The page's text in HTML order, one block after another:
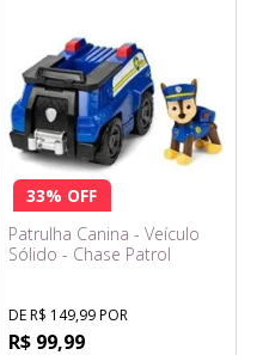
33% OFF
Patrulha Canina - Veículo
Sólido - Chase Patrol
DE R$ 149,99 POR
R$ 99,99